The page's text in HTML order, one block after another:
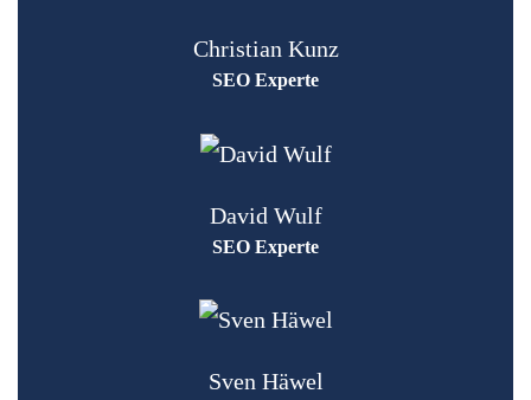
Christian Kunz
SEO Experte
David Wulf
SEO Experte
Sven Häwel